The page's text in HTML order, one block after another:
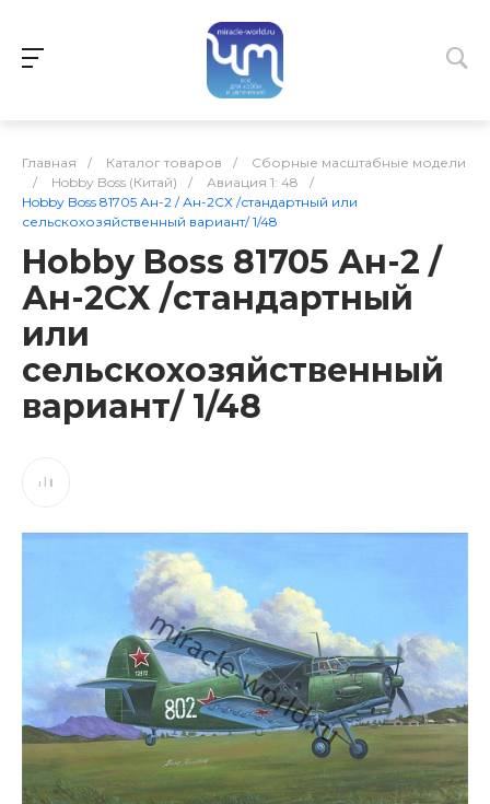
Главная / Каталог товаров /
Сборные масштабные модели
/
Hobby Boss (Китай) / Авиация 1: 48
/
Hobby Boss 81705 Ан-2 / Ан-2СХ /стандартный или
сельскохозяйственный вариант/ 1/48
Hobby Boss 81705 Ан-2 /
Ан-2СХ /стандартный
или
сельскохозяйственный
вариант/ 1/48